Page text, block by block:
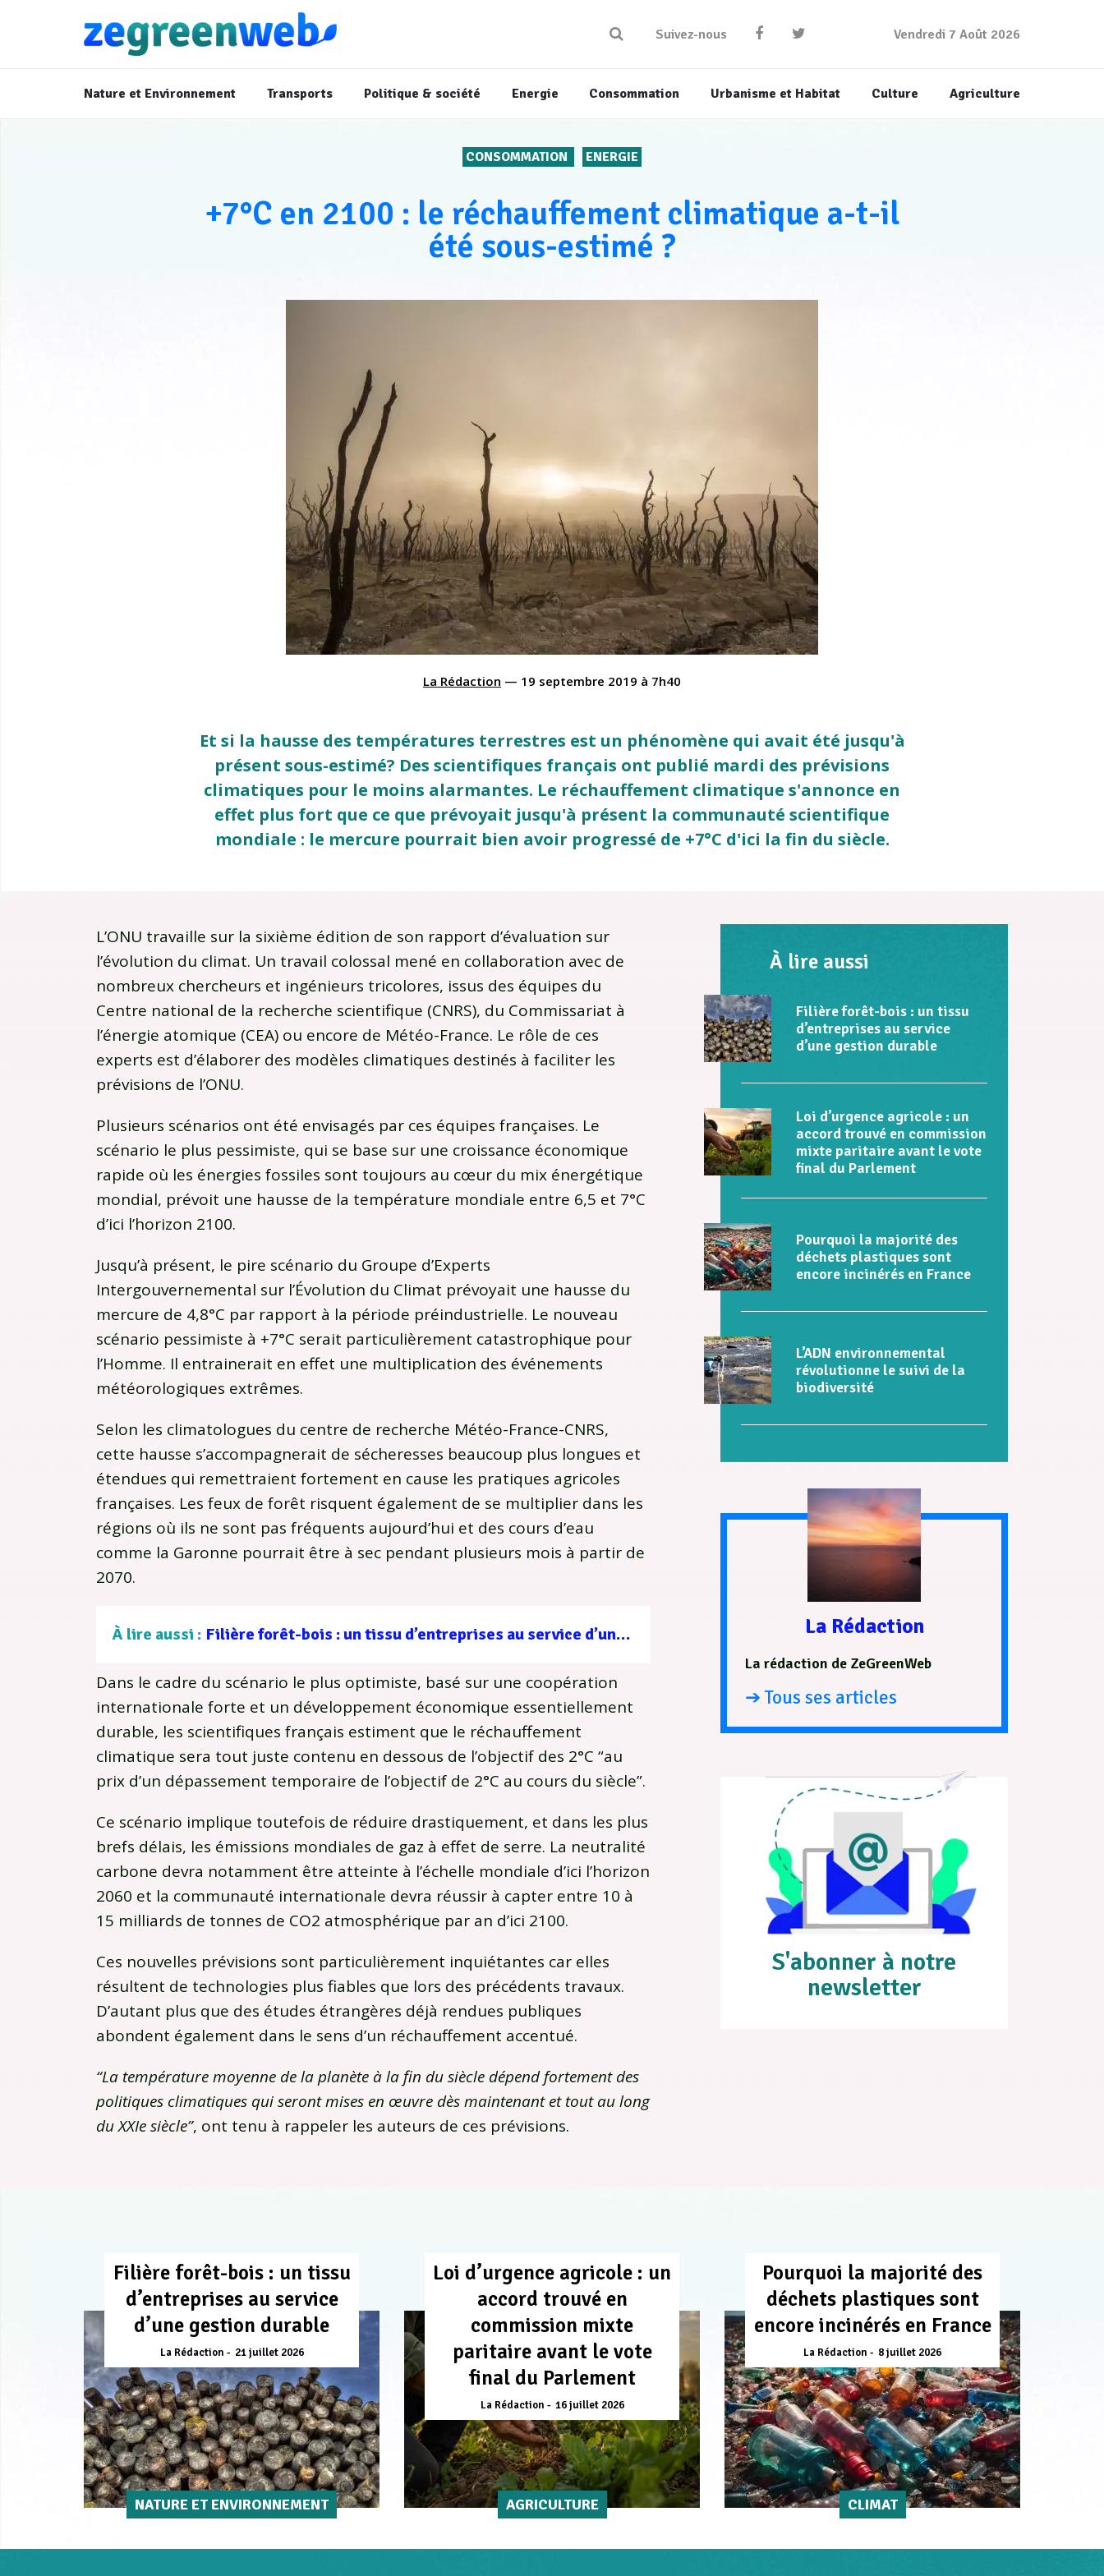
Suivez-nous Vendredi 7 Août 2026
Nature et Environnement Transports Politique & société Energie Consommation Urbanisme et Habitat Culture Agriculture
CONSOMMATION ENERGIE
+7°C en 2100 : le réchauffement climatique a-t-il
été sous-estimé ?
La Rédaction — 19 septembre 2019 à 7h40
Et si la hausse des températures terrestres est un phénomène qui avait été jusqu'à
présent sous-estimé? Des scientifiques français ont publié mardi des prévisions
climatiques pour le moins alarmantes. Le réchauffement climatique s'annonce en
effet plus fort que ce que prévoyait jusqu'à présent la communauté scientifique
mondiale : le mercure pourrait bien avoir progressé de +7°C d'ici la fin du siècle.
L’ONU travaille sur la sixième édition de son rapport d’évaluation sur
l’évolution du climat. Un travail colossal mené en collaboration avec de
nombreux chercheurs et ingénieurs tricolores, issus des équipes du
Centre national de la recherche scientifique (CNRS), du Commissariat à
l’énergie atomique (CEA) ou encore de Météo-France. Le rôle de ces
experts est d’élaborer des modèles climatiques destinés à faciliter les
prévisions de l’ONU.
Plusieurs scénarios ont été envisagés par ces équipes françaises. Le
scénario le plus pessimiste, qui se base sur une croissance économique
rapide où les énergies fossiles sont toujours au cœur du mix énergétique
mondial, prévoit une hausse de la température mondiale entre 6,5 et 7°C
d’ici l’horizon 2100.
Jusqu’à présent, le pire scénario du Groupe d’Experts
Intergouvernemental sur l’Évolution du Climat prévoyait une hausse du
mercure de 4,8°C par rapport à la période préindustrielle. Le nouveau
scénario pessimiste à +7°C serait particulièrement catastrophique pour
l’Homme. Il entrainerait en effet une multiplication des événements
météorologiques extrêmes.
Selon les climatologues du centre de recherche Météo-France-CNRS,
cette hausse s’accompagnerait de sécheresses beaucoup plus longues et
étendues qui remettraient fortement en cause les pratiques agricoles
françaises. Les feux de forêt risquent également de se multiplier dans les
régions où ils ne sont pas fréquents aujourd’hui et des cours d’eau
comme la Garonne pourrait être à sec pendant plusieurs mois à partir de
2070.
À lire aussi : Filière forêt-bois : un tissu d’entreprises au service d’une gestion durable
Dans le cadre du scénario le plus optimiste, basé sur une coopération
internationale forte et un développement économique essentiellement
durable, les scientifiques français estiment que le réchauffement
climatique sera tout juste contenu en dessous de l’objectif des 2°C “au
prix d’un dépassement temporaire de l’objectif de 2°C au cours du siècle”.
Ce scénario implique toutefois de réduire drastiquement, et dans les plus
brefs délais, les émissions mondiales de gaz à effet de serre. La neutralité
carbone devra notamment être atteinte à l’échelle mondiale d’ici l’horizon
2060 et la communauté internationale devra réussir à capter entre 10 à
15 milliards de tonnes de CO2 atmosphérique par an d’ici 2100.
Ces nouvelles prévisions sont particulièrement inquiétantes car elles
résultent de technologies plus fiables que lors des précédents travaux.
D’autant plus que des études étrangères déjà rendues publiques
abondent également dans le sens d’un réchauffement accentué.
“La température moyenne de la planète à la fin du siècle dépend fortement des
politiques climatiques qui seront mises en œuvre dès maintenant et tout au long
du XXIe siècle”, ont tenu à rappeler les auteurs de ces prévisions.
À lire aussi
Filière forêt-bois : un tissu
d’entreprises au service
d’une gestion durable
Loi d’urgence agricole : un
accord trouvé en commission
mixte paritaire avant le vote
final du Parlement
Pourquoi la majorité des
déchets plastiques sont
encore incinérés en France
L’ADN environnemental
révolutionne le suivi de la
biodiversité
La Rédaction
La rédaction de ZeGreenWeb
➔ Tous ses articles
S'abonner à notre
newsletter
Filière forêt-bois : un tissu
d’entreprises au service
d’une gestion durable
La Rédaction 21 juillet 2026
NATURE ET ENVIRONNEMENT
Loi d’urgence agricole : un
accord trouvé en
commission mixte
paritaire avant le vote
final du Parlement
La Rédaction 16 juillet 2026
AGRICULTURE
Pourquoi la majorité des
déchets plastiques sont
encore incinérés en France
La Rédaction 8 juillet 2026
CLIMAT